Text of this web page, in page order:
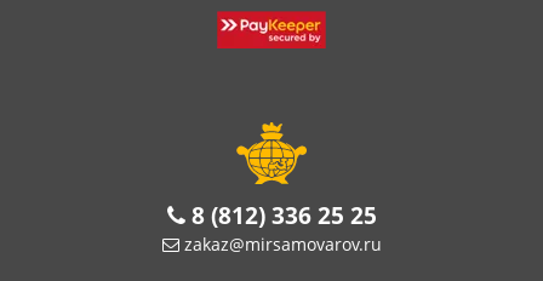
8 (812) 336 25 25
zakaz@mirsamovarov.ru